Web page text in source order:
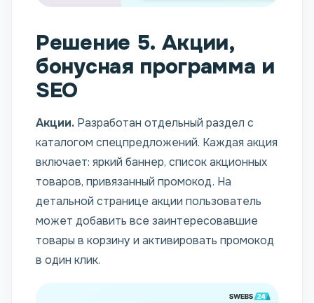
Решение 5. Акции,
бонусная программа и
SEO
Акции. Разработан отдельный раздел с
каталогом спецпредложений. Каждая акция
включает: яркий баннер, список акционных
товаров, привязанный промокод. На
детальной странице акции пользователь
может добавить все заинтересовавшие
товары в корзину и активировать промокод
в один клик.